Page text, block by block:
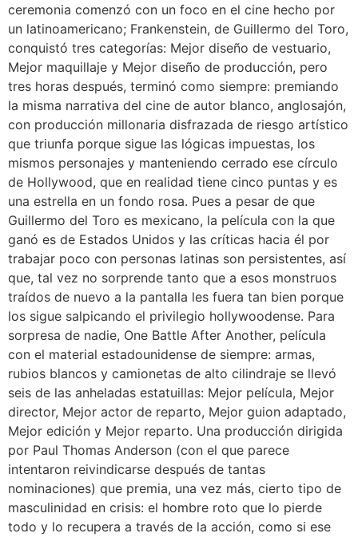
ceremonia comenzó con un foco en el cine hecho por
un latinoamericano; Frankenstein, de Guillermo del Toro,
conquistó tres categorías: Mejor diseño de vestuario,
Mejor maquillaje y Mejor diseño de producción, pero
tres horas después, terminó como siempre: premiando
la misma narrativa del cine de autor blanco, anglosajón,
con producción millonaria disfrazada de riesgo artístico
que triunfa porque sigue las lógicas impuestas, los
mismos personajes y manteniendo cerrado ese círculo
de Hollywood, que en realidad tiene cinco puntas y es
una estrella en un fondo rosa. Pues a pesar de que
Guillermo del Toro es mexicano, la película con la que
ganó es de Estados Unidos y las críticas hacia él por
trabajar poco con personas latinas son persistentes, así
que, tal vez no sorprende tanto que a esos monstruos
traídos de nuevo a la pantalla les fuera tan bien porque
los sigue salpicando el privilegio hollywoodense. Para
sorpresa de nadie, One Battle After Another, película
con el material estadounidense de siempre: armas,
rubios blancos y camionetas de alto cilindraje se llevó
seis de las anheladas estatuillas: Mejor película, Mejor
director, Mejor actor de reparto, Mejor guion adaptado,
Mejor edición y Mejor reparto. Una producción dirigida
por Paul Thomas Anderson (con el que parece
intentaron reivindicarse después de tantas
nominaciones) que premia, una vez más, cierto tipo de
masculinidad en crisis: el hombre roto que lo pierde
todo y lo recupera a través de la acción, como si ese